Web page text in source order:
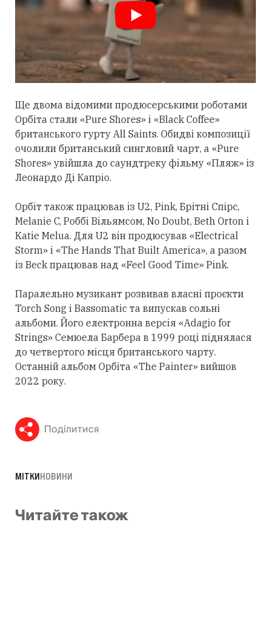
Ще двома відомими продюсерськими роботами
Орбіта стали «Pure Shores» і «Black Coffee»
британського гурту All Saints. Обидві композиції
очолили британський сингловий чарт, а «Pure
Shores» увійшла до саундтреку фільму «Пляж» із
Леонардо Ді Капріо.
Орбіт також працював із U2, Pink, Брітні Спірс,
Melanie C, Роббі Вільямсом, No Doubt, Beth Orton і
Katie Melua. Для U2 він продюсував «Electrical
Storm» і «The Hands That Built America», а разом
із Beck працював над «Feel Good Time» Pink.
Паралельно музикант розвивав власні проєкти
Torch Song і Bassomatic та випускав сольні
альбоми. Його електронна версія «Adagio for
Strings» Семюела Барбера в 1999 році піднялася
до четвертого місця британського чарту.
Останній альбом Орбіта «The Painter» вийшов
2022 року.
Поділитися
МІТКИНОВИНИ
Читайте також